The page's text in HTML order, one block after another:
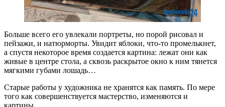
Больше всего его увлекали портреты, но порой рисовал и
пейзажи, и натюрморты. Увидит яблоки, что-то промелькнет,
а спустя некоторое время создается картина: лежат они как
живые в центре стола, а сквозь раскрытое окно к ним тянется
мягкими губами лошадь…
Старые работы у художника не хранятся как память. По мере
того как совершенствуется мастерство, изменяются и